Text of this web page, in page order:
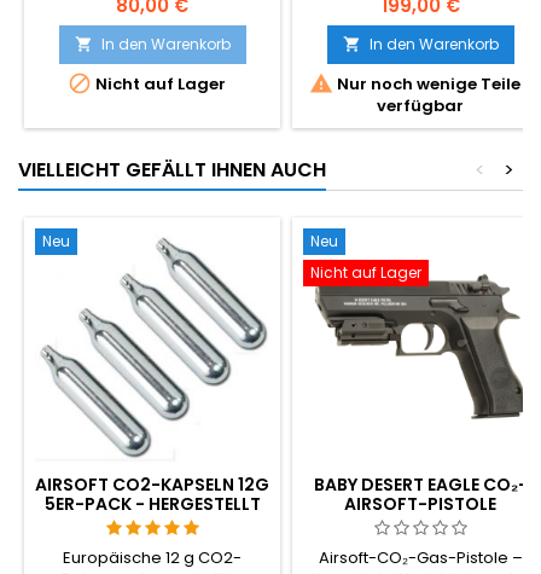
Original-Logos und -
Markierungen.
80,00 €
 In den Warenkorb
 Nicht auf Lager
199,00 €
 In den Warenkorb
 Nur noch wenige Teile
verfügbar
VIELLEICHT GEFÄLLT IHNEN AUCH >
<
Neu
AIRSOFT CO2-KAPSELN 12G
5ER-PACK - HERGESTELLT
IN UNGARN, EU, PREMIUM
QUALITÄT
Europäische 12 g CO2-
Neu
Nicht auf Lager
BABY DESERT EAGLE CO₂-
AIRSOFT-PISTOLE
Airsoft-CO₂-Gas-Pistole –